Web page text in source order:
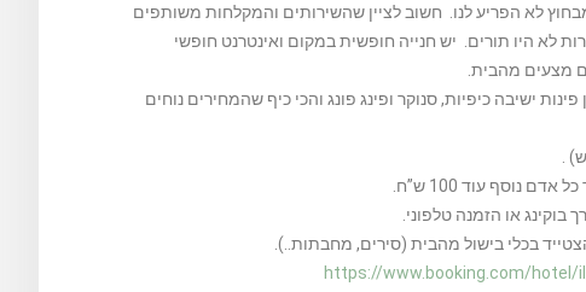
לא הפריע לנו. חשוב לציין שהשירותים והמקלחות משותפים
לא היו תורים. יש חנייה חופשית במקום ואינטרנט חופשי
מצעים מהבית.
ישיבה כיפיות, סנוקר ופינג פונג והכי כיף שהמחירים נוחים
בכלי בישול מהבית (סירים, מחבתות..).
https://www.booking.com/hotel/